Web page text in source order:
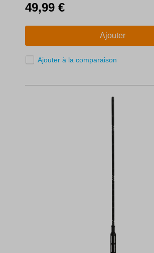
49,99 €
Ajouter
Ajouter à la comparaison